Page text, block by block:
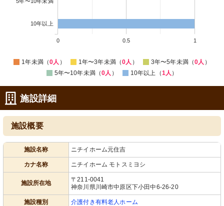
10年以上
0 0.5 1
1年未満（0人 ） 1年〜3年未満（0人 ） 3年〜5年未満（0人 ）
5年〜10年未満（0人 ） 10年以上（1人 ）
施設詳細
施設概要
施設名称 ニチイホーム元住吉
カナ名称 ニチイホーム モトスミヨシ
施設所在地
〒211-0041
神奈川県川崎市中原区下小田中6-26-20
施設種別 介護付き有料老人ホーム